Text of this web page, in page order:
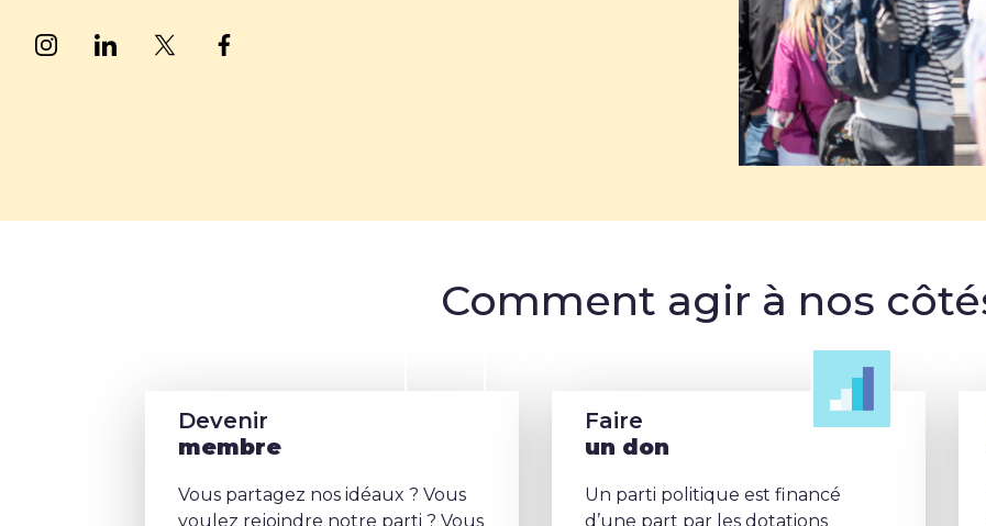
Suivez nous sur Instagram
Suivez nous sur LinkedIn
Suivez nous sur Twitter
Comment agir à nos
Devenir
membre
Vous partagez nos idéaux ? Vous
voulez rejoindre notre parti ? Vous
Faire
un don
Un parti politique est financé
d’une part par les dotations